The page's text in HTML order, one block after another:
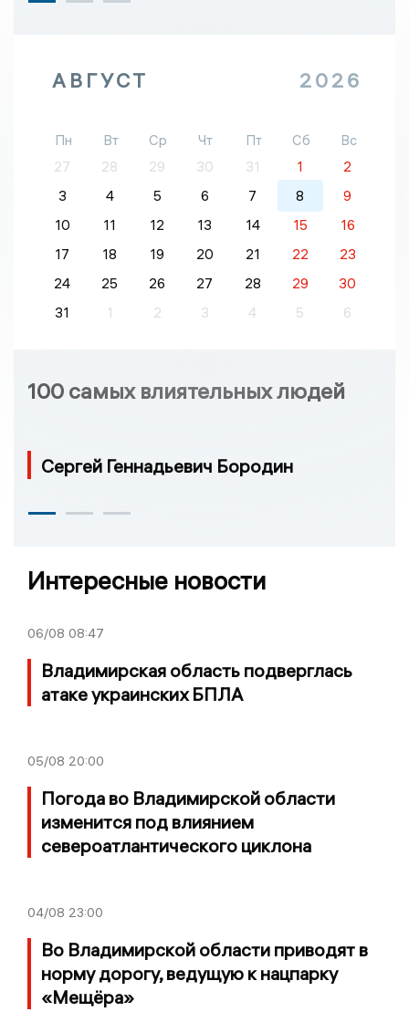
АВГУСТ 2026
Пн Вт Ср Чт Пт Сб
Вс
27
28 29 30 31 1
2
3
4 5 6 7 8
9
10
11 12 13 14 15
16
17
18 19 20 21 22
23
24
25 26 27 28 29
30
31
1 2 3 4 5 6
100 самых влиятельных людей
Сергей Геннадьевич Бородин
Интересные новости
06/08 08:47
Владимирская область подверглась
атаке украинских БПЛА
05/08 20:00
Погода во Владимирской области
изменится под влиянием
североатлантического циклона
04/08 23:00
Во Владимирской области приводят в
норму дорогу, ведущую к нацпарку
«Мещёра»